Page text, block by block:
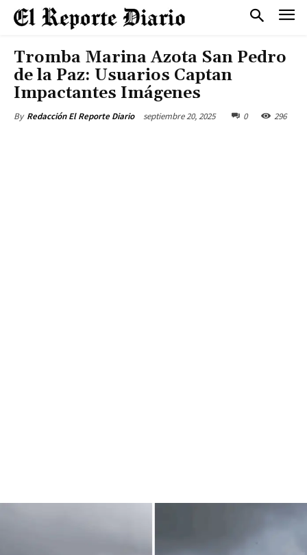
Tromba Marina Azota San Pedro
de la Paz: Usuarios Captan
Impactantes Imágenes
By Redacción El Reporte Diario septiembre 20, 2025 0 296